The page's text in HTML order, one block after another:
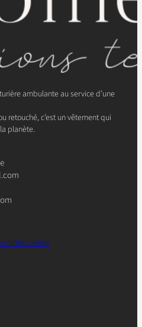
ambulante au service d’une
retouché, c’est un vêtement qui
planète.